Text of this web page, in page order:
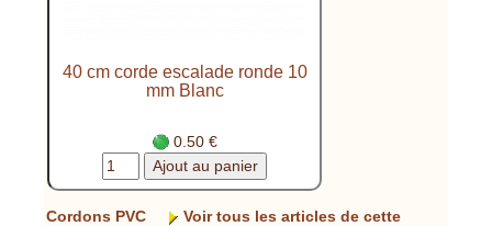
40 cm corde escalade ronde 10
mm Blanc
0.50 €
Cordons PVC
Voir tous les articles de cette